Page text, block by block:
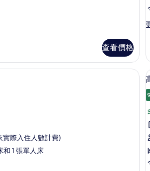
查看價格
高級寢具、客房內保險箱、遮光布/窗
實際入住人數計費)
和 1 張單人床